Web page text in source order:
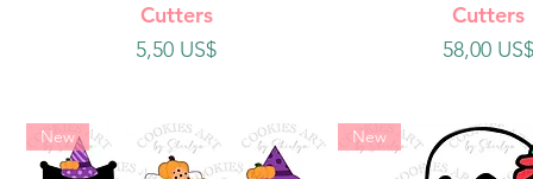
Cutters
Precio
5,50 US$
Cutters
Precio
58,00 US$
New New